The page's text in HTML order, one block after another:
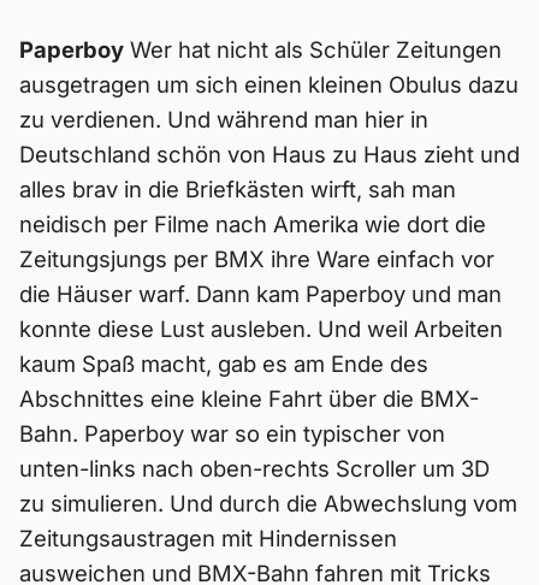
Paperboy Wer hat nicht als Schüler Zeitungen
ausgetragen um sich einen kleinen Obulus dazu
zu verdienen. Und während man hier in
Deutschland schön von Haus zu Haus zieht und
alles brav in die Briefkästen wirft, sah man
neidisch per Filme nach Amerika wie dort die
Zeitungsjungs per BMX ihre Ware einfach vor
die Häuser warf. Dann kam Paperboy und man
konnte diese Lust ausleben. Und weil Arbeiten
kaum Spaß macht, gab es am Ende des
Abschnittes eine kleine Fahrt über die BMX-
Bahn. Paperboy war so ein typischer von
unten-links nach oben-rechts Scroller um 3D
zu simulieren. Und durch die Abwechslung vom
Zeitungsaustragen mit Hindernissen
ausweichen und BMX-Bahn fahren mit Tricks